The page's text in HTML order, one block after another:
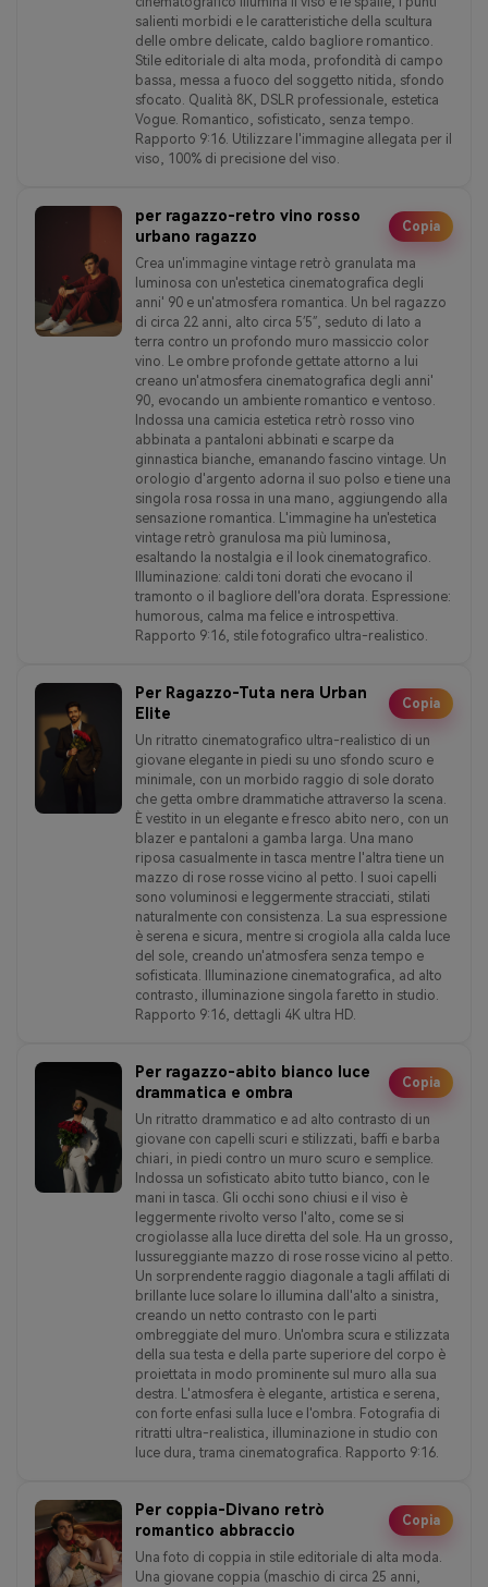
salienti morbidi e le caratteristiche della scultura
delle ombre delicate, caldo bagliore romantico.
Stile editoriale di alta moda, profondità di campo
bassa, messa a fuoco del soggetto nitida, sfondo
sfocato. Qualità 8K, DSLR professionale, estetica
Vogue. Romantico, sofisticato, senza tempo.
Rapporto 9:16. Utilizzare l'immagine allegata per il
viso, 100% di precisione del viso.
per ragazzo-retro vino rosso
urbano ragazzo
Crea un'immagine vintage retrò granulata ma
luminosa con un'estetica cinematografica degli
anni' 90 e un'atmosfera romantica. Un bel ragazzo
di circa 22 anni, alto circa 5′5″, seduto di lato a
terra contro un profondo muro massiccio color
vino. Le ombre profonde gettate attorno a lui
creano un'atmosfera cinematografica degli anni'
90, evocando un ambiente romantico e ventoso.
Indossa una camicia estetica retrò rosso vino
abbinata a pantaloni abbinati e scarpe da
ginnastica bianche, emanando fascino vintage. Un
orologio d'argento adorna il suo polso e tiene una
singola rosa rossa in una mano, aggiungendo alla
sensazione romantica. L'immagine ha un'estetica
vintage retrò granulosa ma più luminosa,
esaltando la nostalgia e il look cinematografico.
Illuminazione: caldi toni dorati che evocano il
tramonto o il bagliore dell'ora dorata. Espressione:
humorous, calma ma felice e introspettiva.
Rapporto 9:16, stile fotografico ultra-realistico.
Copia
Per Ragazzo-Tuta nera Urban
Elite
Un ritratto cinematografico ultra-realistico di un
giovane elegante in piedi su uno sfondo scuro e
minimale, con un morbido raggio di sole dorato
che getta ombre drammatiche attraverso la scena.
È vestito in un elegante e fresco abito nero, con un
blazer e pantaloni a gamba larga. Una mano
riposa casualmente in tasca mentre l'altra tiene un
mazzo di rose rosse vicino al petto. I suoi capelli
sono voluminosi e leggermente stracciati, stilati
naturalmente con consistenza. La sua espressione
è serena e sicura, mentre si crogiola alla calda luce
del sole, creando un'atmosfera senza tempo e
sofisticata. Illuminazione cinematografica, ad alto
contrasto, illuminazione singola faretto in studio.
Rapporto 9:16, dettagli 4K ultra HD.
Copia
Per ragazzo-abito bianco luce
drammatica e ombra
Un ritratto drammatico e ad alto contrasto di un
giovane con capelli scuri e stilizzati, baffi e barba
chiari, in piedi contro un muro scuro e semplice.
Indossa un sofisticato abito tutto bianco, con le
mani in tasca. Gli occhi sono chiusi e il viso è
leggermente rivolto verso l'alto, come se si
crogiolasse alla luce diretta del sole. Ha un grosso,
lussureggiante mazzo di rose rosse vicino al petto.
Un sorprendente raggio diagonale a tagli affilati di
brillante luce solare lo illumina dall'alto a sinistra,
creando un netto contrasto con le parti
ombreggiate del muro. Un'ombra scura e stilizzata
della sua testa e della parte superiore del corpo è
proiettata in modo prominente sul muro alla sua
destra. L'atmosfera è elegante, artistica e serena,
con forte enfasi sulla luce e l'ombra. Fotografia di
ritratti ultra-realistica, illuminazione in studio con
luce dura, trama cinematografica. Rapporto 9:16.
Copia
Per coppia-Divano retrò
romantico abbraccio
Una foto di coppia in stile editoriale di alta moda.
Una giovane coppia (maschio di circa 25 anni,
Copia